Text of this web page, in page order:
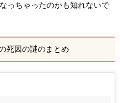
っちゃったのかも知れないで
死因の謎のまとめ